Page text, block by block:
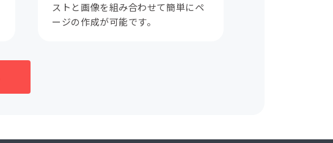
ストと画像を組み合わせて簡単にペ
ージの作成が可能です。